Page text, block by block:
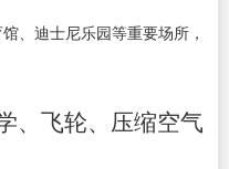
、迪士尼乐园等重要场所，
、飞轮、压缩空气